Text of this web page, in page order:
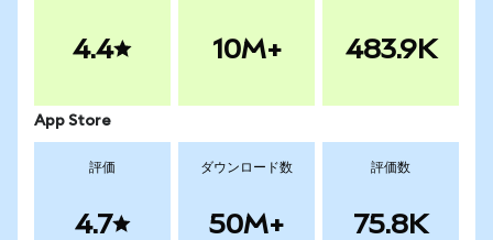
4.4 10M+ 483.9K
App Store
評価
4.7
ダウンロード数
50M+
評価数
75.8K